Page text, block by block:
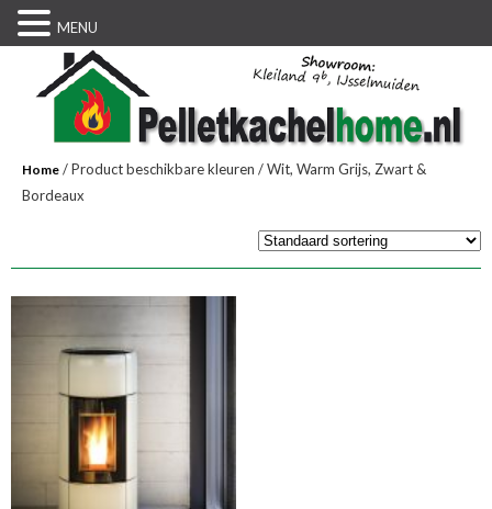
Home / Product beschikbare kleuren / Wit, Warm Grijs, Zwart &
Bordeaux
MENU